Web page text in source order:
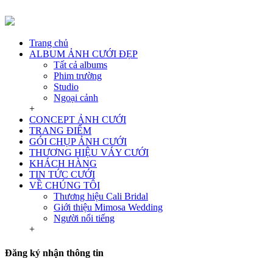
Trang chủ
ALBUM ẢNH CƯỚI ĐẸP
Tất cả albums
Phim trường
Studio
Ngoại cảnh
+
CONCEPT ẢNH CƯỚI
TRANG ĐIỂM
GÓI CHỤP ẢNH CƯỚI
THƯƠNG HIỆU VÁY CƯỚI
KHÁCH HÀNG
TIN TỨC CƯỚI
VỀ CHÚNG TÔI
Thương hiệu Cali Bridal
Giới thiệu Mimosa Wedding
Người nổi tiếng
+
Đăng ký nhận thông tin